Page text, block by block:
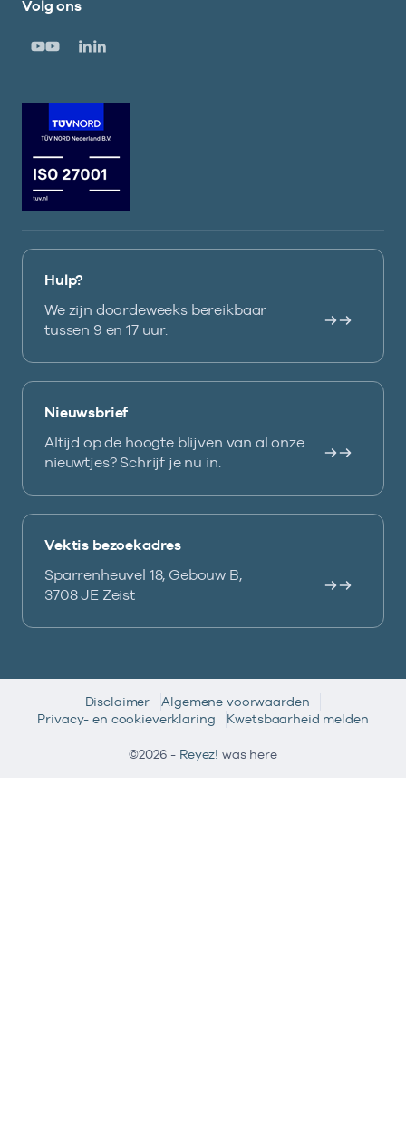
Volg ons
Hulp?
We zijn doordeweeks bereikbaar
tussen 9 en 17 uur.
Nieuwsbrief
Altijd op de hoogte blijven van al onze
nieuwtjes? Schrijf je nu in.
Vektis bezoekadres
Sparrenheuvel 18, Gebouw B,
3708 JE Zeist
Disclaimer
Algemene voorwaarden
Privacy- en cookieverklaring
Kwetsbaarheid melden
©2026 - Reyez! was here